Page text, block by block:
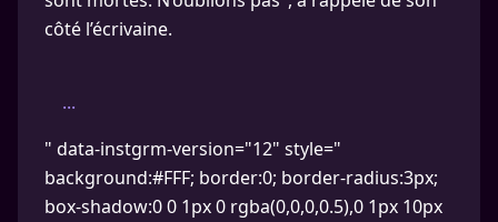
côté l’écrivaine.
...
" data-instgrm-version="12" style="
background:#FFF; border:0; border-radius:3px;
box-shadow:0 0 1px 0 rgba(0,0,0,0.5),0 1px 10px